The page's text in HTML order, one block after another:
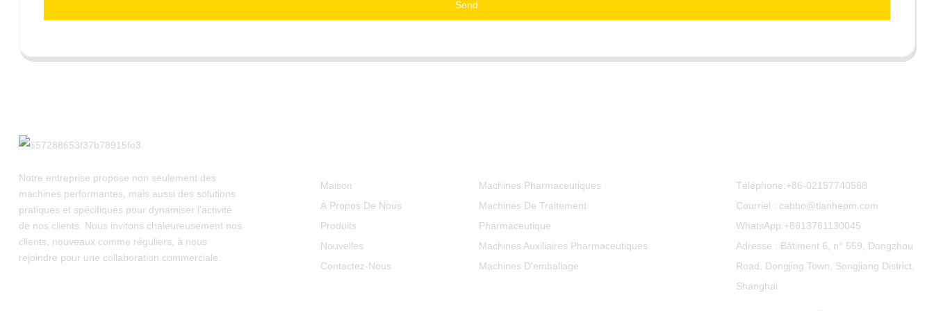
Send
Notre entreprise propose non seulement des
machines performantes, mais aussi des solutions
pratiques et spécifiques pour dynamiser l'activité
de nos clients. Nous invitons chaleureusement nos
clients, nouveaux comme réguliers, à nous
rejoindre pour une collaboration commerciale.
Maison
À Propos De Nous
Produits
Nouvelles
Contactez-Nous
Machines Pharmaceutiques
Machines De Traitement
Pharmaceutique
Machines Auxiliaires Pharmaceutiques
Machines D'emballage
Téléphone:+86-02157740568
Courriel : cabbo@tianhepm.com
WhatsApp:+8613761130045
Adresse : Bâtiment 6, n° 559, Dongzhou
Road, Dongjing Town, Songjiang District,
Shanghai